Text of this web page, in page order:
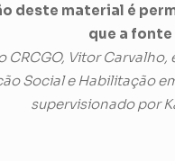
deste material é
que a
CRCGO, Vitor Carvalho,
Social e Habilitação
supervisionado por